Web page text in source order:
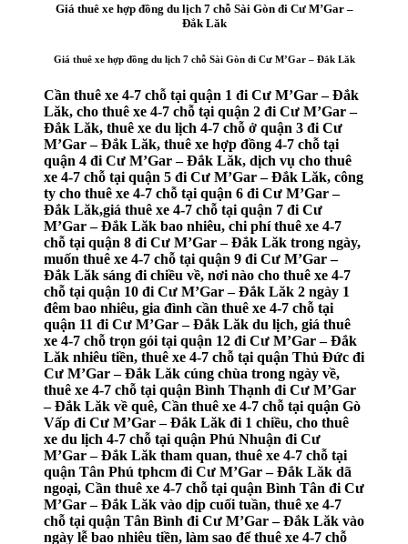
Giá thuê xe hợp đồng du lịch 7 chỗ Sài Gòn đi Cư M’Gar –
Đắk Lăk
Giá thuê xe hợp đồng du lịch 7 chỗ Sài Gòn đi Cư M’Gar – Đắk Lăk
Cần thuê xe 4-7 chỗ tại quận 1 đi Cư M’Gar – Đắk
Lăk, cho thuê xe 4-7 chỗ tại quận 2 đi Cư M’Gar –
Đắk Lăk, thuê xe du lịch 4-7 chỗ ở quận 3 đi Cư
M’Gar – Đắk Lăk, thuê xe hợp đồng 4-7 chỗ tại
quận 4 đi Cư M’Gar – Đắk Lăk, dịch vụ cho thuê
xe 4-7 chỗ tại quận 5 đi Cư M’Gar – Đắk Lăk, công
ty cho thuê xe 4-7 chỗ tại quận 6 đi Cư M’Gar –
Đắk Lăk,giá thuê xe 4-7 chỗ tại quận 7 đi Cư
M’Gar – Đắk Lăk bao nhiêu, chi phí thuê xe 4-7
chỗ tại quận 8 đi Cư M’Gar – Đắk Lăk trong ngày,
muốn thuê xe 4-7 chỗ tại quận 9 đi Cư M’Gar –
Đắk Lăk sáng đi chiều về, nơi nào cho thuê xe 4-7
chỗ tại quận 10 đi Cư M’Gar – Đắk Lăk 2 ngày 1
đêm bao nhiêu, gia đình cần thuê xe 4-7 chỗ tại
quận 11 đi Cư M’Gar – Đắk Lăk du lịch, giá thuê
xe 4-7 chỗ trọn gói tại quận 12 đi Cư M’Gar – Đắk
Lăk nhiêu tiền, thuê xe 4-7 chỗ tại quận Thủ Đức đi
Cư M’Gar – Đắk Lăk cúng chùa trong ngày về,
thuê xe 4-7 chỗ tại quận Bình Thạnh đi Cư M’Gar
– Đắk Lăk về quê, Cần thuê xe 4-7 chỗ tại quận Gò
Vấp đi Cư M’Gar – Đắk Lăk đi 1 chiều, cho thuê
xe du lịch 4-7 chỗ tại quận Phú Nhuận đi Cư
M’Gar – Đắk Lăk tham quan, thuê xe 4-7 chỗ tại
quận Tân Phú tphcm đi Cư M’Gar – Đắk Lăk dã
ngoại, Cần thuê xe 4-7 chỗ tại quận Bình Tân đi Cư
M’Gar – Đắk Lăk vào dịp cuối tuần, thuê xe 4-7
chỗ tại quận Tân Bình đi Cư M’Gar – Đắk Lăk vào
ngày lễ bao nhiêu tiền, làm sao để thuê xe 4-7 chỗ